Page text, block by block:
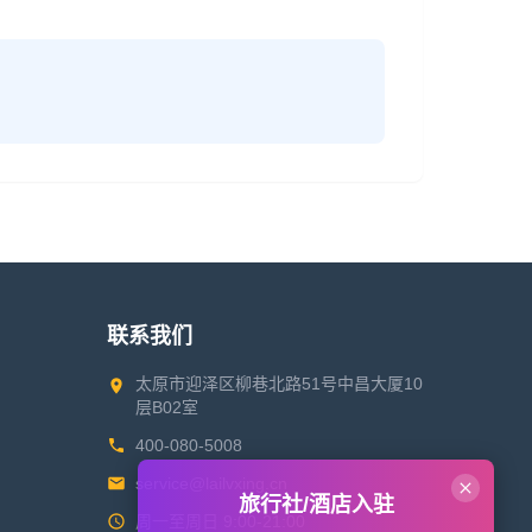
联系我们
太原市迎泽区柳巷北路51号中昌大厦10
层B02室
400-080-5008
service@lailvxing.cn
周一至周日 9:00-21:00
旅行社/酒店入驻